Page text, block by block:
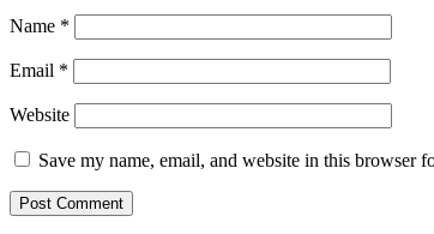
Name *
Email *
Website
Save my name, email, and website in this browser